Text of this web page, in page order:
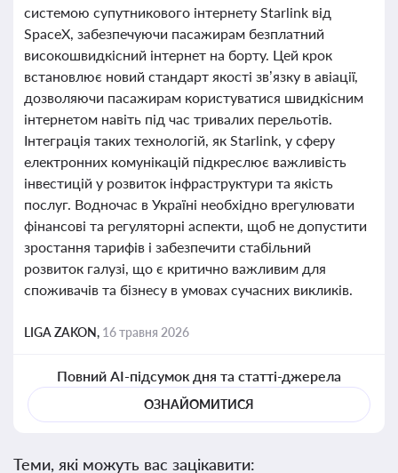
системою супутникового інтернету Starlink від
SpaceX, забезпечуючи пасажирам безплатний
високошвидкісний інтернет на борту. Цей крок
встановлює новий стандарт якості зв’язку в авіації,
дозволяючи пасажирам користуватися швидкісним
інтернетом навіть під час тривалих перельотів.
Інтеграція таких технологій, як Starlink, у сферу
електронних комунікацій підкреслює важливість
інвестицій у розвиток інфраструктури та якість
послуг. Водночас в Україні необхідно врегулювати
фінансові та регуляторні аспекти, щоб не допустити
зростання тарифів і забезпечити стабільний
розвиток галузі, що є критично важливим для
споживачів та бізнесу в умовах сучасних викликів.
LIGA ZAKON, 16 травня 2026
Повний AI-підсумок дня та статті-джерела
ОЗНАЙОМИТИСЯ
Теми, які можуть вас зацікавити: